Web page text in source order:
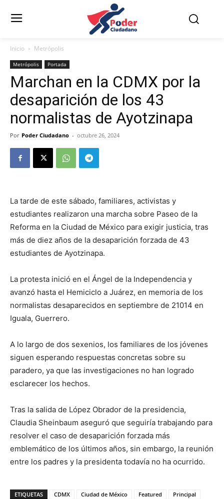
Inicio Metrópolis
Metrópolis Portada
Marchan en la CDMX por la
desaparición de los 43
normalistas de Ayotzinapa
Por Poder Ciudadano - octubre 26, 2024
La tarde de este sábado, familiares, activistas y
estudiantes realizaron una marcha sobre Paseo de la
Reforma en la Ciudad de México para exigir justicia, tras
más de diez años de la desaparición forzada de 43
estudiantes de Ayotzinapa.
La protesta inició en el Ángel de la Independencia y
avanzó hasta el Hemiciclo a Juárez, en memoria de los
normalistas desaparecidos en septiembre de 21014 en
Iguala, Guerrero.
A lo largo de dos sexenios, los familiares de los jóvenes
siguen esperando respuestas concretas sobre su
paradero, ya que las investigaciones no han logrado
esclarecer los hechos.
Tras la salida de López Obrador de la presidencia,
Claudia Sheinbaum aseguró que seguiría trabajando para
resolver el caso de desaparición forzada más
emblemático de los últimos años, sin embargo, la reunión
entre los padres y la presidenta todavía no ha ocurrido.
ETIQUETAS CDMX Ciudad de México Featured Principal